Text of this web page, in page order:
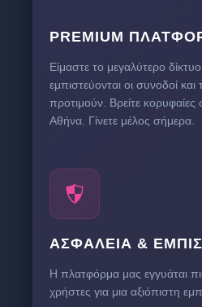
PREMIUM
Είμαστε το μεγαλύτερο
εμπιστεύονται οι συνοδοί
προτιμούν. Βρείτε
Αθήνα. Γίνετε μέλος σήμερα.
ΑΣΦΆΛΕΙΑ &
Η πλατφόρμα μας εγγυάται
χρήστες για μια αξιόπιστη